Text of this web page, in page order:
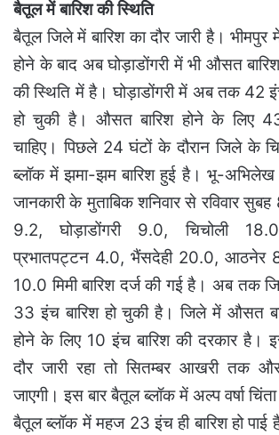
बैतूल में बारिश की स्थिति
बैतूल जिले में बारिश का दौर जारी है। भीमपुर
होने के बाद अब घोड़ाडोंगरी में भी औसत
की स्थिति में है। घोड़ाडोंगरी में अब तक 42
हो चुकी है। औसत बारिश होने के लिए 43
चाहिए। पिछले 24 घंटों के दौरान जिले के
ब्लॉक में झमा-झम बारिश हुई है। भू-अभिलेख
जानकारी के मुताबिक शनिवार से रविवार
9.2, घोड़ाडोंगरी 9.0, चिचोली
प्रभातपट्टन 4.0, भैंसदेही 20.0, आठनेर
10.0 मिमी बारिश दर्ज की गई है। अब तक
33 इंच बारिश हो चुकी है। जिले में औसत
होने के लिए 10 इंच बारिश की दरकार है।
दौर जारी रहा तो सितम्बर आखरी तक
जाएगी। इस बार बैतूल ब्लॉक में अल्प वर्षा
बैतूल ब्लॉक में महज 23 इंच ही बारिश हो पाई